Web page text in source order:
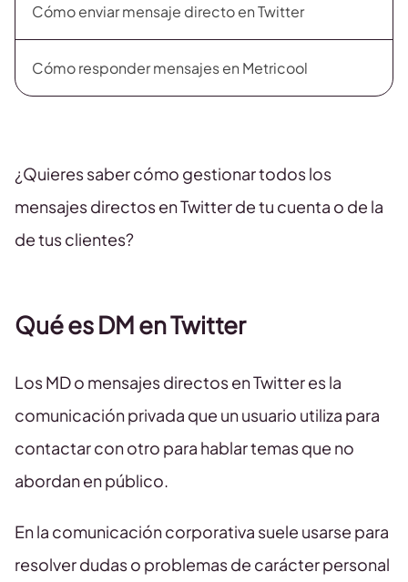
Cómo enviar mensaje directo en Twitter
Cómo responder mensajes en Metricool
¿Quieres saber cómo gestionar todos los
mensajes directos en Twitter de tu cuenta o de la
de tus clientes?
Qué es DM en Twitter
Los MD o mensajes directos en Twitter es la
comunicación privada que un usuario utiliza para
contactar con otro para hablar temas que no
abordan en público.
En la comunicación corporativa suele usarse para
resolver dudas o problemas de carácter personal